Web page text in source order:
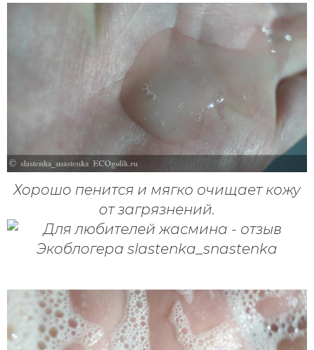
Хорошо пенится и мягко очищает кожу
от загрязнений.